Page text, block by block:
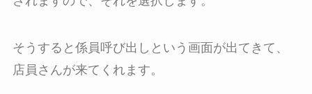
そうすると係員呼び出しという画面が出てきて、
店員さんが来てくれます。